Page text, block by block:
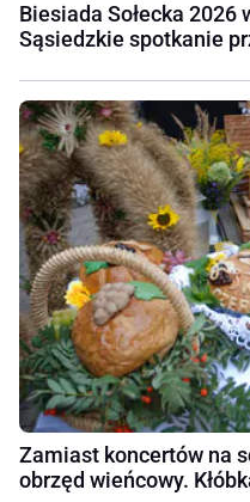
Biesiada Sołecka 2026
Sąsiedzkie spotkanie
Zamiast koncertów na
obrzęd wieńcowy.